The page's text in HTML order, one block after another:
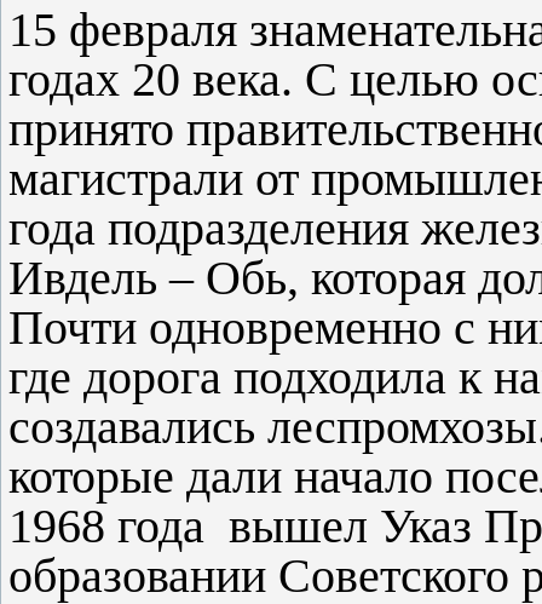
15 февраля
годах 20 века. С целью
принято
магистрали от
года подразделения
Ивдель – Обь, которая
Почти одновременно с
где дорога подходила к
создавались
которые дали начало
1968 года вышел Указ
образовании Советского